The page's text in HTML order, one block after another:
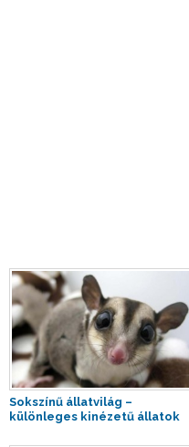
Sokszínű állatvilág –
különleges kinézetű állatok